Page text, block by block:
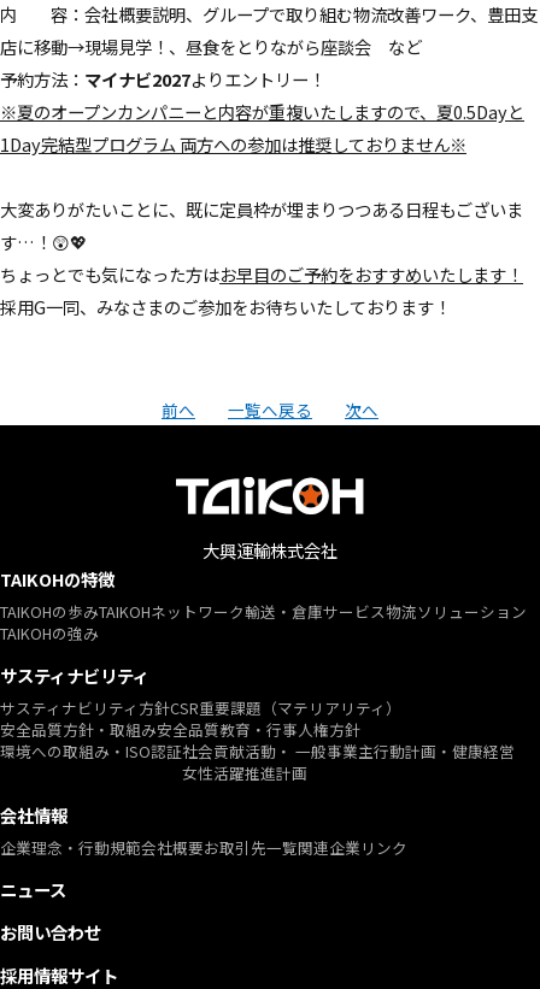
内 容：会社概要説明、グループで取り組む物流改善ワーク、豊田支
店に移動→現場見学！、昼食をとりながら座談会 など
予約方法： マイナビ2027よりエントリー！
※夏のオープンカンパニーと内容が重複いたしますので、夏0.5Dayと
1Day完結型プログラム 両方への参加は推奨しておりません※
大変ありがたいことに、既に定員枠が埋まりつつある日程もございま
す…！😲💖
ちょっとでも気になった方はお早目のご予約をおすすめいたします！
採用G一同、みなさまのご参加をお待ちいたしております！
前へ 一覧へ戻る 次へ
大興運輸株式会社
TAIKOHの特徴
TAIKOHの歩みTAIKOHネットワーク輸送・倉庫サービス物流ソリューション
TAIKOHの強み
サスティナビリティ
サスティナビリティ方針CSR重要課題 （マテリアリティ）
安全品質方針・取組み安全品質教育・行事人権方針
環境への取組み・ISO認証社会貢献活動・ 一般事業主行動計画・
女性活躍推進計画
健康経営
会社情報
企業理念・行動規範会社概要お取引先一覧関連企業リンク
ニュース
お問い合わせ
採用情報サイト